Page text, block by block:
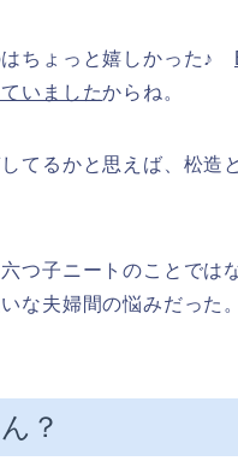
ちょっと嬉しかった♪
いましたからね。
てるかと思えば、松
つ子ニートのことでは
な夫婦間の悩みだった。
？